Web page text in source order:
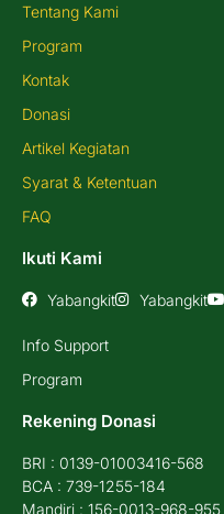
Tentang Kami
Program
Kontak
Donasi
Artikel Kegiatan
Syarat & Ketentuan
FAQ
Ikuti Kami
Yabangkit Yabangkit
Info Support
Program
Rekening Donasi
BRI : 0139-01003416-568
BCA : 739-1255-184
Mandiri : 156-0013-968-955